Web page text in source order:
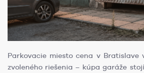
Parkovacie miesto cena v Bratislave
zvoleného riešenia – kúpa garáže